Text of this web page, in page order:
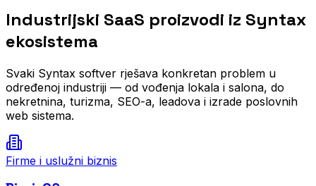
Industrijski SaaS proizvodi iz Syntax
ekosistema
Svaki Syntax softver rješava konkretan problem u
određenoj industriji — od vođenja lokala i salona, do
nekretnina, turizma, SEO-a, leadova i izrade poslovnih
web sistema.
Firme i uslužni biznis